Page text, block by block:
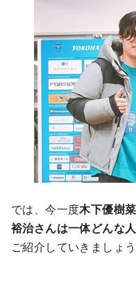
では、今一度木下優樹
裕治さんは一体どんな人
ご紹介していきましょう